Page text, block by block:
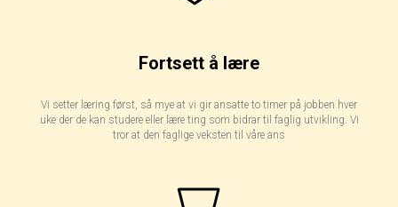
Fortsett å lære
Vi setter læring først, så mye at vi gir ansatte to timer på jobben hver
uke der de kan studere eller lære ting som bidrar til faglig utvikling. Vi
tror at den faglige veksten til våre ans